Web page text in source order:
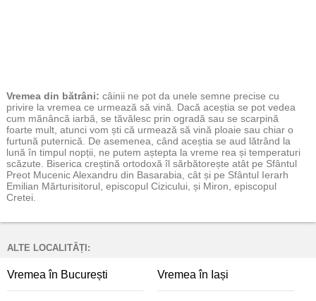
Vremea din bătrâni: câinii ne pot da unele semne precise cu
privire la vremea ce urmează să vină. Dacă aceștia se pot vedea
cum mănâncă iarbă, se tăvălesc prin ogradă sau se scarpină
foarte mult, atunci vom ști că urmează să vină ploaie sau chiar o
furtună puternică. De asemenea, când aceștia se aud lătrând la
lună în timpul nopții, ne putem aștepta la vreme rea și temperaturi
scăzute. Biserica creștină ortodoxă îl sărbătorește atât pe Sfântul
Preot Mucenic Alexandru din Basarabia, cât și pe Sfântul Ierarh
Emilian Mărturisitorul, episcopul Cizicului, și Miron, episcopul
Cretei.
ALTE LOCALITĂȚI:
Vremea în București Vremea în Iași